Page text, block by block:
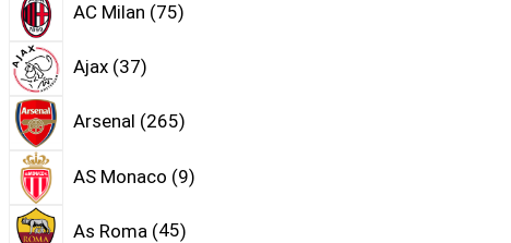
AC Milan 75
Ajax 37
Arsenal 265
AS Monaco 9
As Roma 45